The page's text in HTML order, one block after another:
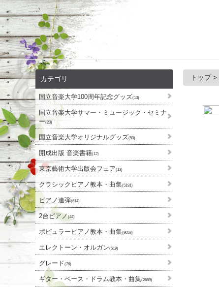
カテゴリ
国立音楽大学100周年記念グッズ(13)
国立音楽大学サマー・ミュージック・セミナ
ー(20)
国立音楽大学オリジナルグッズ(50)
開成出版 音楽書籍(12)
東京藝術大学出版会フェア(13)
クラシックピアノ教本・曲集(5191)
ピアノ連弾(614)
2台ピアノ(44)
ポピュラーピアノ教本・曲集(9058)
エレクトーン・オルガン(519)
グレード(76)
ギター・ベース・ドラム教本・曲集(2669)
トップ>